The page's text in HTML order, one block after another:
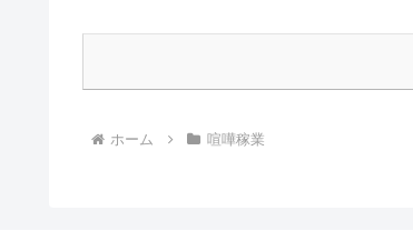
ホーム 喧嘩稼業